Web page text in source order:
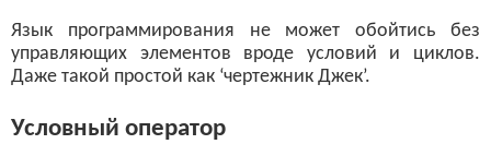
Язык программирования не может обойтись без
управляющих элементов вроде условий и циклов.
Даже такой простой как ‘чертежник Джек’.
Условный оператор